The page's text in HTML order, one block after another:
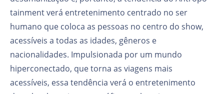
tainment verá entretenimento centrado no ser
humano que coloca as pessoas no centro do show,
acessíveis a todas as idades, gêneros e
nacionalidades. Impulsionada por um mundo
hiperconectado, que torna as viagens mais
acessíveis, essa tendência verá o entretenimento